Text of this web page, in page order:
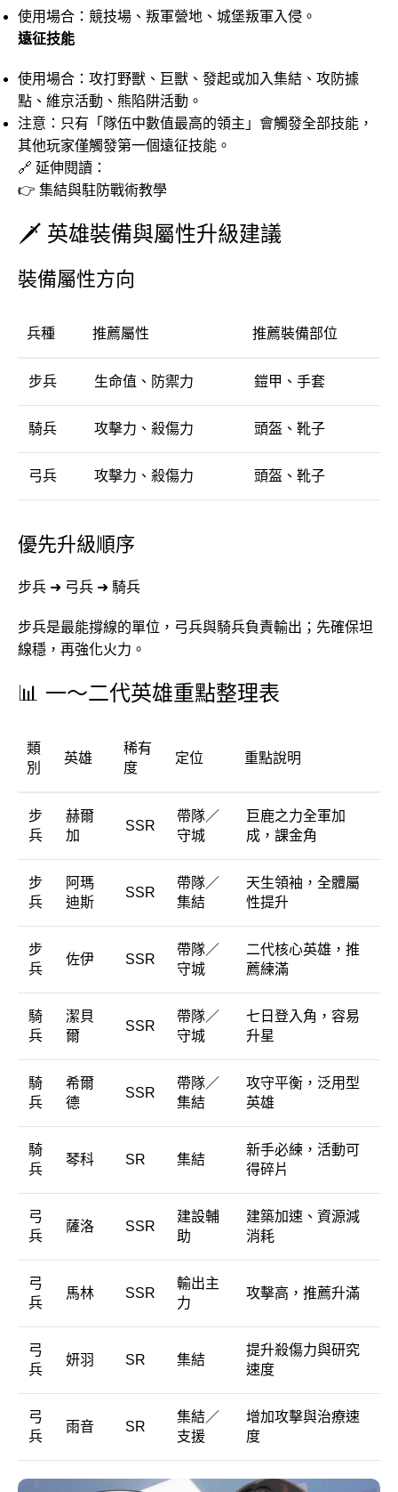
使用場合：競技場、叛軍營地、城堡叛軍入侵。
遠征技能
使用場合：攻打野獸、巨獸、發起或加入集結、攻防據
點、維京活動、熊陷阱活動。
注意：只有「隊伍中數值最高的領主」會觸發全部技能，
其他玩家僅觸發第一個遠征技能。
🔗 延伸閱讀：
👉 集結與駐防戰術教學
🗡️ 英雄裝備與屬性升級建議
裝備屬性方向
兵種 推薦屬性 推薦裝備部位
步兵 生命值、防禦力 鎧甲、手套
騎兵 攻擊力、殺傷力 頭盔、靴子
弓兵 攻擊力、殺傷力 頭盔、靴子
優先升級順序
步兵 ➜ 弓兵 ➜ 騎兵
步兵是最能撐線的單位，弓兵與騎兵負責輸出；先確保坦
線穩，再強化火力。
📊 一～二代英雄重點整理表
類
別
英雄
稀有
度
定位 重點說明
步
兵
赫爾
加
SSR
帶隊／
守城
巨鹿之力全軍加
成，課金角
步
兵
阿瑪
迪斯
SSR
帶隊／
集結
天生領袖，全體屬
性提升
步
兵
佐伊 SSR
帶隊／
守城
二代核心英雄，推
薦練滿
騎
兵
潔貝
爾
SSR
帶隊／
守城
七日登入角，容易
升星
騎
兵
希爾
德
SSR
帶隊／
集結
攻守平衡，泛用型
英雄
騎
兵
琴科 SR 集結
新手必練，活動可
得碎片
弓
兵
薩洛 SSR
建設輔
助
建築加速、資源減
消耗
弓
兵
馬林 SSR
輸出主
力
攻擊高，推薦升滿
弓
兵
妍羽 SR 集結
提升殺傷力與研究
速度
弓
兵
雨音 SR
集結／
支援
增加攻擊與治療速
度